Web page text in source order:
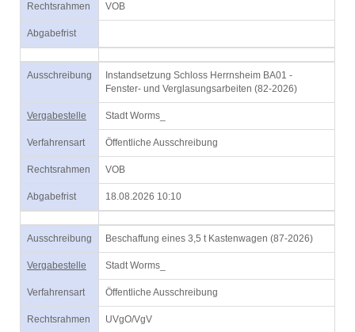
Rechtsrahmen VOB
Abgabefrist
Ausschreibung
Instandsetzung Schloss Herrnsheim BA01 -
Fenster- und Verglasungsarbeiten (82-2026)
Vergabestelle Stadt Worms_
Verfahrensart Öffentliche Ausschreibung
Rechtsrahmen VOB
Abgabefrist 18.08.2026 10:10
Ausschreibung Beschaffung eines 3,5 t Kastenwagen (87-2026)
Vergabestelle Stadt Worms_
Verfahrensart Öffentliche Ausschreibung
Rechtsrahmen UVgO/VgV